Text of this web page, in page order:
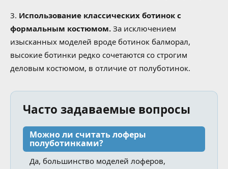
3. Использование классических ботинок с
формальным костюмом. За исключением
изысканных моделей вроде ботинок балморал,
высокие ботинки редко сочетаются со строгим
деловым костюмом, в отличие от полуботинок.
Часто задаваемые вопросы
Можно ли считать лоферы
полуботинками?
Да, большинство моделей лоферов,